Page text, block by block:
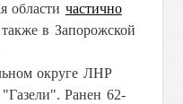
области частично
в Запорожской
округе ЛНР
Ранен 62-